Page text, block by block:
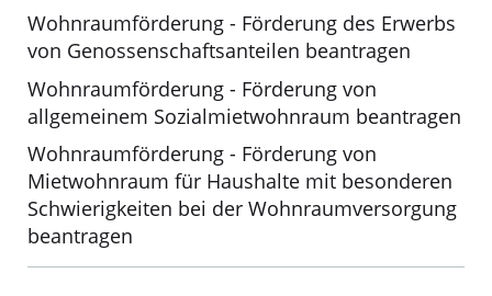
Wohnraumförderung - Förderung des Erwerbs
von Genossenschaftsanteilen beantragen
Wohnraumförderung - Förderung von
allgemeinem Sozialmietwohnraum beantragen
Wohnraumförderung - Förderung von
Mietwohnraum für Haushalte mit besonderen
Schwierigkeiten bei der Wohnraumversorgung
beantragen